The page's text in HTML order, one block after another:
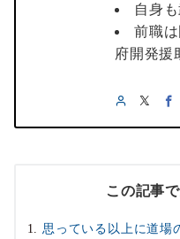
自身
前職
府開発援
この記事
思っている以上に道場